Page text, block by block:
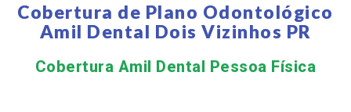
Cobertura de Plano Odontológico
Amil Dental Dois Vizinhos PR
Cobertura Amil Dental Pessoa Física​